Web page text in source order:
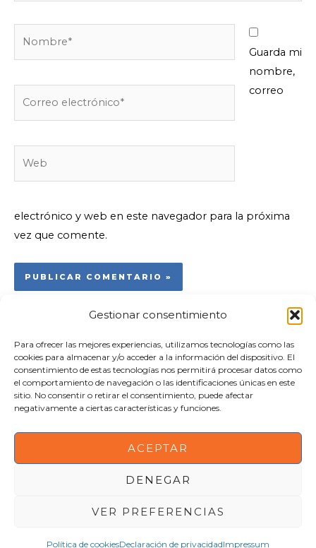
Gestionar consentimiento
Para ofrecer las mejores experiencias, utilizamos tecnologías como las
cookies para almacenar y/o acceder a la información del dispositivo. El
consentimiento de estas tecnologías nos permitirá procesar datos como
el comportamiento de navegación o las identificaciones únicas en este
sitio. No consentir o retirar el consentimiento, puede afectar
negativamente a ciertas características y funciones.
ACEPTAR
DENEGAR
VER PREFERENCIAS
Política de cookiesDeclaración de privacidadImpressum
Guarda mi
nombre,
correo
electrónico y web en este navegador para la próxima
vez que comente.
Asociación Zona Comercial Obelisco
981 225 572 | asociacion@zonaobelisco.com
Aviso Legal
Política de Cookies
Copyright © 2026 Powered byDreamarkt